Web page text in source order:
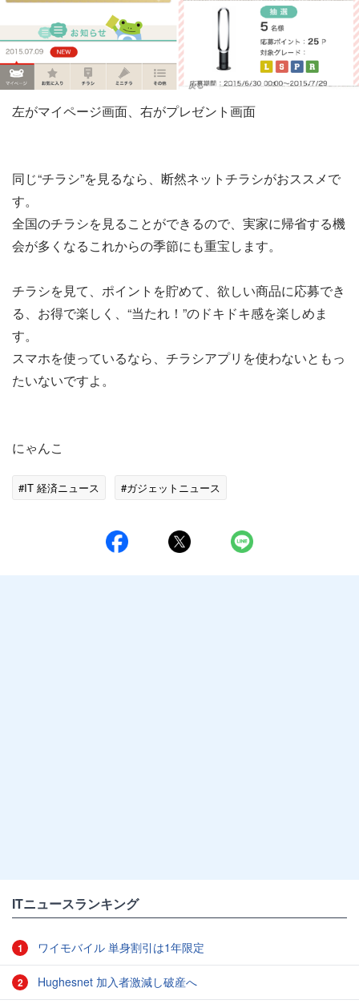
左がマイページ画面、右がプレゼント画面
同じ“チラシ”を見るなら、断然ネットチラシがおススメで
す。
全国のチラシを見ることができるので、実家に帰省する機
会が多くなるこれからの季節にも重宝します。
チラシを見て、ポイントを貯めて、欲しい商品に応募でき
る、お得で楽しく、“当たれ！”のドキドキ感を楽しめま
す。
スマホを使っているなら、チラシアプリを使わないともっ
たいないですよ。
にゃんこ
#IT 経済ニュース #ガジェットニュース
ITニュースランキング
1 ワイモバイル 単身割引は1年限定
2 Hughesnet 加入者激減し破産へ